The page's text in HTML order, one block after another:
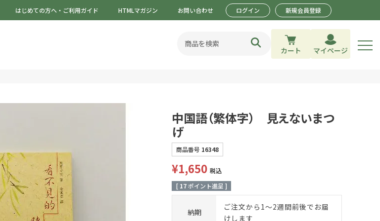
はじめての方へ・ご利用ガイド HTMLマガジン お問い合わせ ログイン 新規会員登録
カート マイページ
中国語（繁体字） 見えないまつ
げ
商品番号 16348
¥1,650 税込
[ 17ポイント進呈 ]
納期
ご注文から1～2週間前後でお届
けします